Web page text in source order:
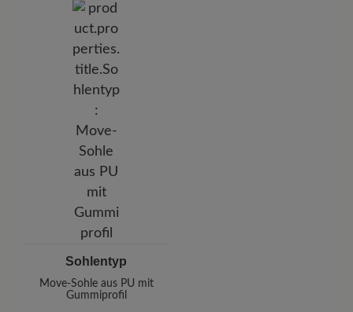
Sohlentyp
Move-Sohle aus PU mit
Gummiprofil